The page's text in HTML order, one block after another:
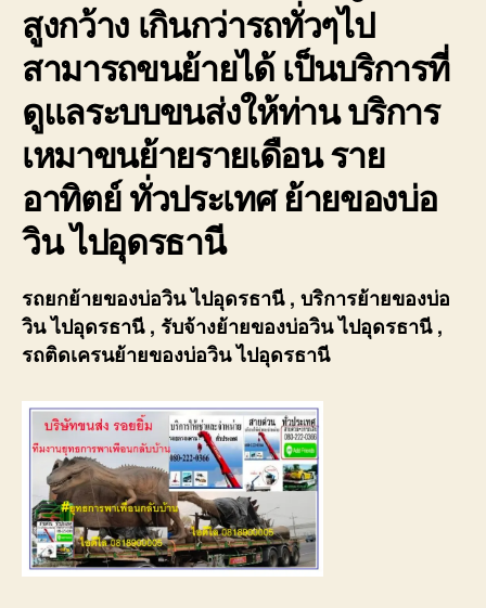
สูงกว้าง เกินกว่ารถทั่วๆไป
สามารถขนย้ายได้ เป็นบริการที่
ดูแลระบบขนส่งให้ท่าน บริการ
เหมาขนย้ายรายเดือน ราย
อาทิตย์ ทั่วประเทศ ย้ายของบ่อ
วิน ไปอุดรธานี
รถยกย้ายของบ่อวิน ไปอุดรธานี , บริการย้ายของบ่อ
วิน ไปอุดรธานี , รับจ้างย้ายของบ่อวิน ไปอุดรธานี ,
รถติดเครนย้ายของบ่อวิน ไปอุดรธานี